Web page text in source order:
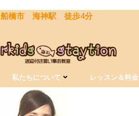
船橋市 海神駅 徒歩4分
私たちについて レッスン＆料金
kaijinstaytion on1月 4, 2021